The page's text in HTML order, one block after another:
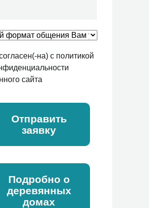
на) с политикой
сайта
Отправить
заявку
Подробно о
деревянных
домах